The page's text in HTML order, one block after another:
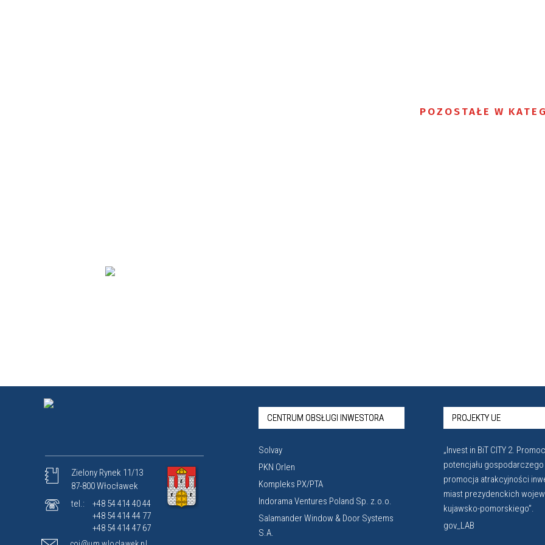
POZOSTAŁE W
Zielony Rynek 11/13
87-800 Włocławek
tel.:
+48 54 414 40 44
+48 54 414 44 77
+48 54 414 47 67
CENTRUM OBSŁUGI INWESTORA
Solvay
PKN Orlen
Kompleks PX/PTA
Indorama Ventures Poland Sp. z.o.o.
Salamander Window & Door Systems
S.A.
PROJEKTY UE
„Invest in BiT CITY 2.
potencjału
promocja atrakcyjności
miast prezydenckich
kujawsko-pomorskiego”.
gov_LAB